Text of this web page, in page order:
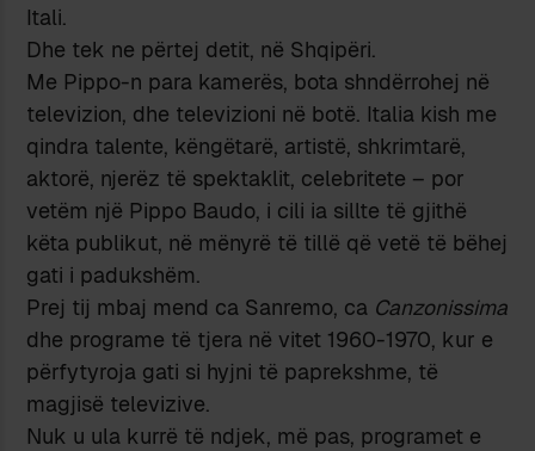
Itali.
Dhe tek ne përtej detit, në Shqipëri.
Me Pippo-n para kamerës, bota shndërrohej në
televizion, dhe televizioni në botë. Italia kish me
qindra talente, këngëtarë, artistë, shkrimtarë,
aktorë, njerëz të spektaklit, celebritete – por
vetëm një Pippo Baudo, i cili ia sillte të gjithë
këta publikut, në mënyrë të tillë që vetë të bëhej
gati i padukshëm.
Prej tij mbaj mend ca Sanremo, ca Canzonissima
dhe programe të tjera në vitet 1960-1970, kur e
përfytyroja gati si hyjni të paprekshme, të
magjisë televizive.
Nuk u ula kurrë të ndjek, më pas, programet e